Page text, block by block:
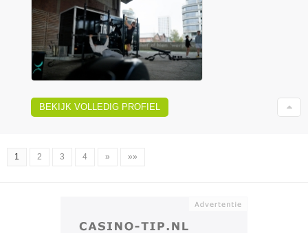
BEKIJK VOLLEDIG PROFIEL
1 2 3 4 » »»